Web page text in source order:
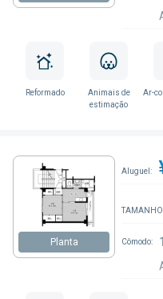
Reformado
Animais de
estimação
Ar-
Planta
Aluguel:
Cômodo: